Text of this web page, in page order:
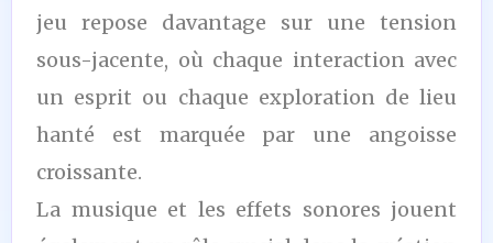
jeu repose davantage sur une tension
sous-jacente, où chaque interaction avec
un esprit ou chaque exploration de lieu
hanté est marquée par une angoisse
croissante.
La musique et les effets sonores jouent